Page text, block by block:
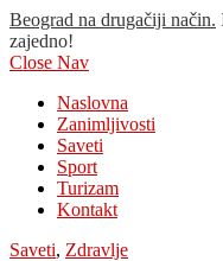
Beograd na drugačiji način.
zajedno!
Close Nav
Naslovna
Zanimljivosti
Saveti
Sport
Turizam
Kontakt
Saveti, Zdravlje